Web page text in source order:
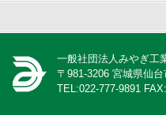
一般社団法人みやぎ工
〒981-3206 宮城県仙
TEL:022-777-9891